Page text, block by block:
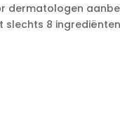
dermatologen
8